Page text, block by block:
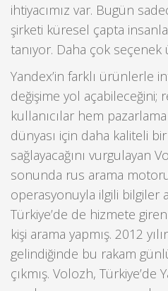
ihtiyacımız var. Bugün
şirketi küresel çapta
tanıyor. Daha çok seçenek
Yandex’in farklı ürünlerle
değişime yol açabileceğini;
kullanıcılar hem
dünyası için daha kaliteli
sağlayacağını vurgulayan
sonunda rus arama
operasyonuyla ilgili bilgiler
Türkiye’de de hizmete
kişi arama yapmış. 2012
gelindiğinde bu rakam
çıkmış. Volozh, Türkiye’de